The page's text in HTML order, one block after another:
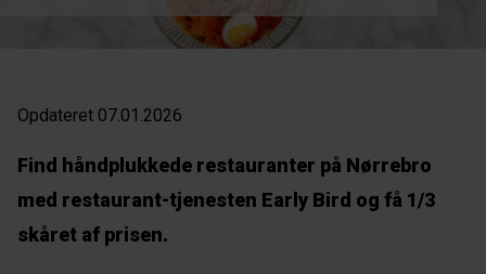
Opdateret 07.01.2026
Find håndplukkede restauranter på Nørrebro
med restaurant-tjenesten Early Bird og få 1/3
skåret af prisen.